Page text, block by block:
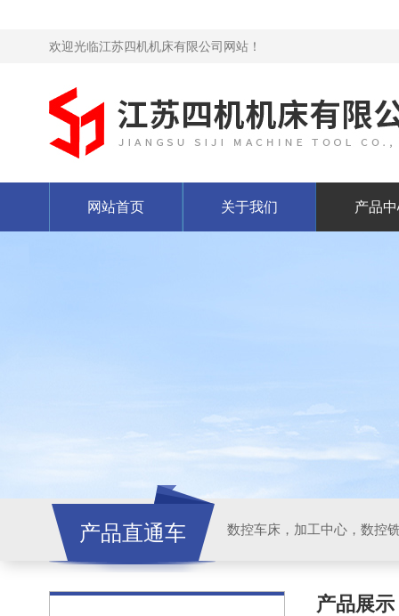
欢迎光临江苏四机机床有限公司网站！
网站首页 关于我们 产品
产品直通车
产品展示